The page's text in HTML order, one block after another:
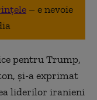
– e nevoie
pentru Trump,
şi-a exprimat
liderilor iranieni